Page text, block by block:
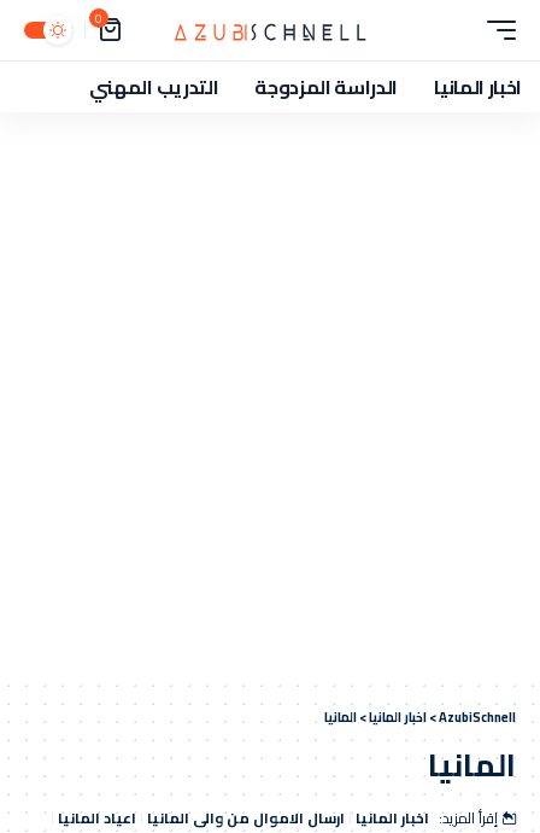
0
اخبار المانيا الدراسة المزدوجة التدريب المهني
AzubiSchnell
>اخبار المانيا>المانيا
المانيا
إقرأ المزيد: اخبار المانيا ارسال الاموال من والى المانيا اعياد المانيا